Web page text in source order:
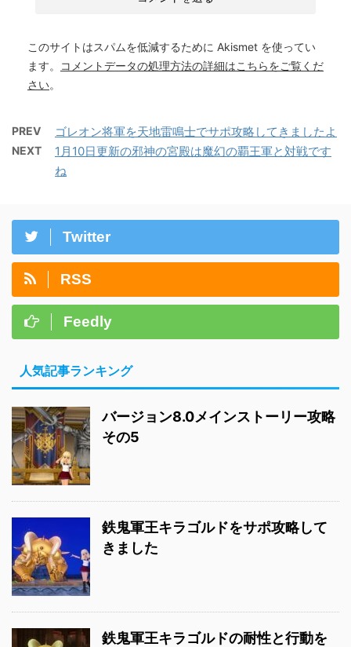
このサイトはスパムを低減するために Akismet を使ってい
ます。
コメントデータの処理方法の詳細はこちらをご覧くだ
さい。
PREV ゴレオン将軍を天地雷鳴士でサポ攻略してきましたよ
NEXT
1月10日更新の邪神の宮殿は魔幻の覇王軍と対戦です
ね
Twitter
RSS
Feedly
人気記事ランキング
バージョン8.0メインストーリー攻略
その5
鉄鬼軍王キラゴルドをサポ攻略して
きました
鉄鬼軍王キラゴルドの耐性と行動を